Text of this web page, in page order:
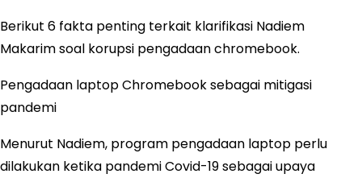
Berikut 6 fakta penting terkait klarifikasi Nadiem
Makarim soal korupsi pengadaan chromebook.
Pengadaan laptop Chromebook sebagai mitigasi
pandemi
Menurut Nadiem, program pengadaan laptop perlu
dilakukan ketika pandemi Covid-19 sebagai upaya